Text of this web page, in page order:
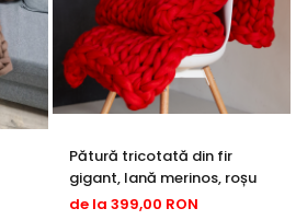
Pătură tricotată din fir
gigant, lană merinos, roșu
de la 399,00 RON